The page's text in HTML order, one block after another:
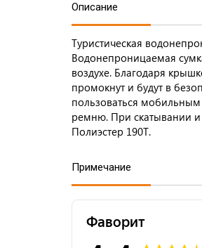
Описание
Туристическая
Водонепроницаемая
воздухе. Благодаря
промокнут и будут в
пользоваться
ремню. При скатывании и
Полиэстер 190T.
Примечание